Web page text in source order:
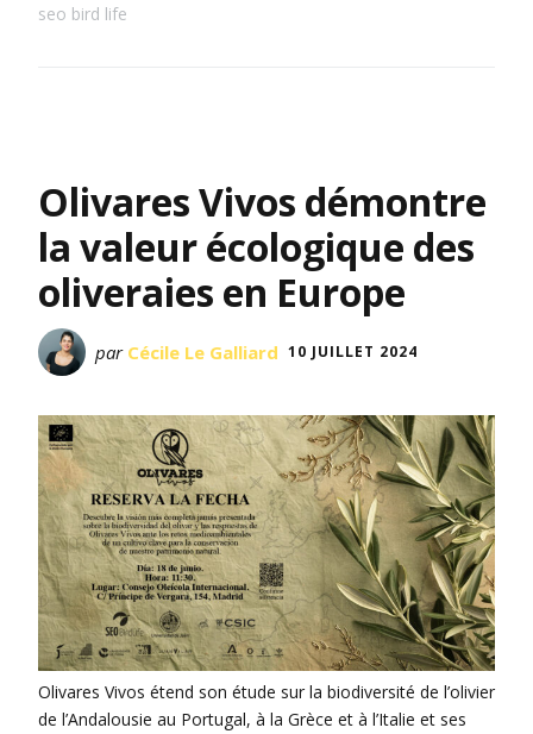
seo bird life
Olivares Vivos démontre
la valeur écologique des
oliveraies en Europe
par Cécile Le Galliard 10 JUILLET 2024
Olivares Vivos étend son étude sur la biodiversité de l’olivier
de l’Andalousie au Portugal, à la Grèce et à l’Italie et ses